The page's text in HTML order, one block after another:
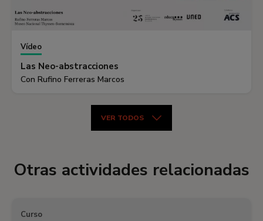
Vídeo
Las Neo-abstracciones
Con Rufino Ferreras Marcos
VER TODOS
Otras actividades relacionadas
Curso